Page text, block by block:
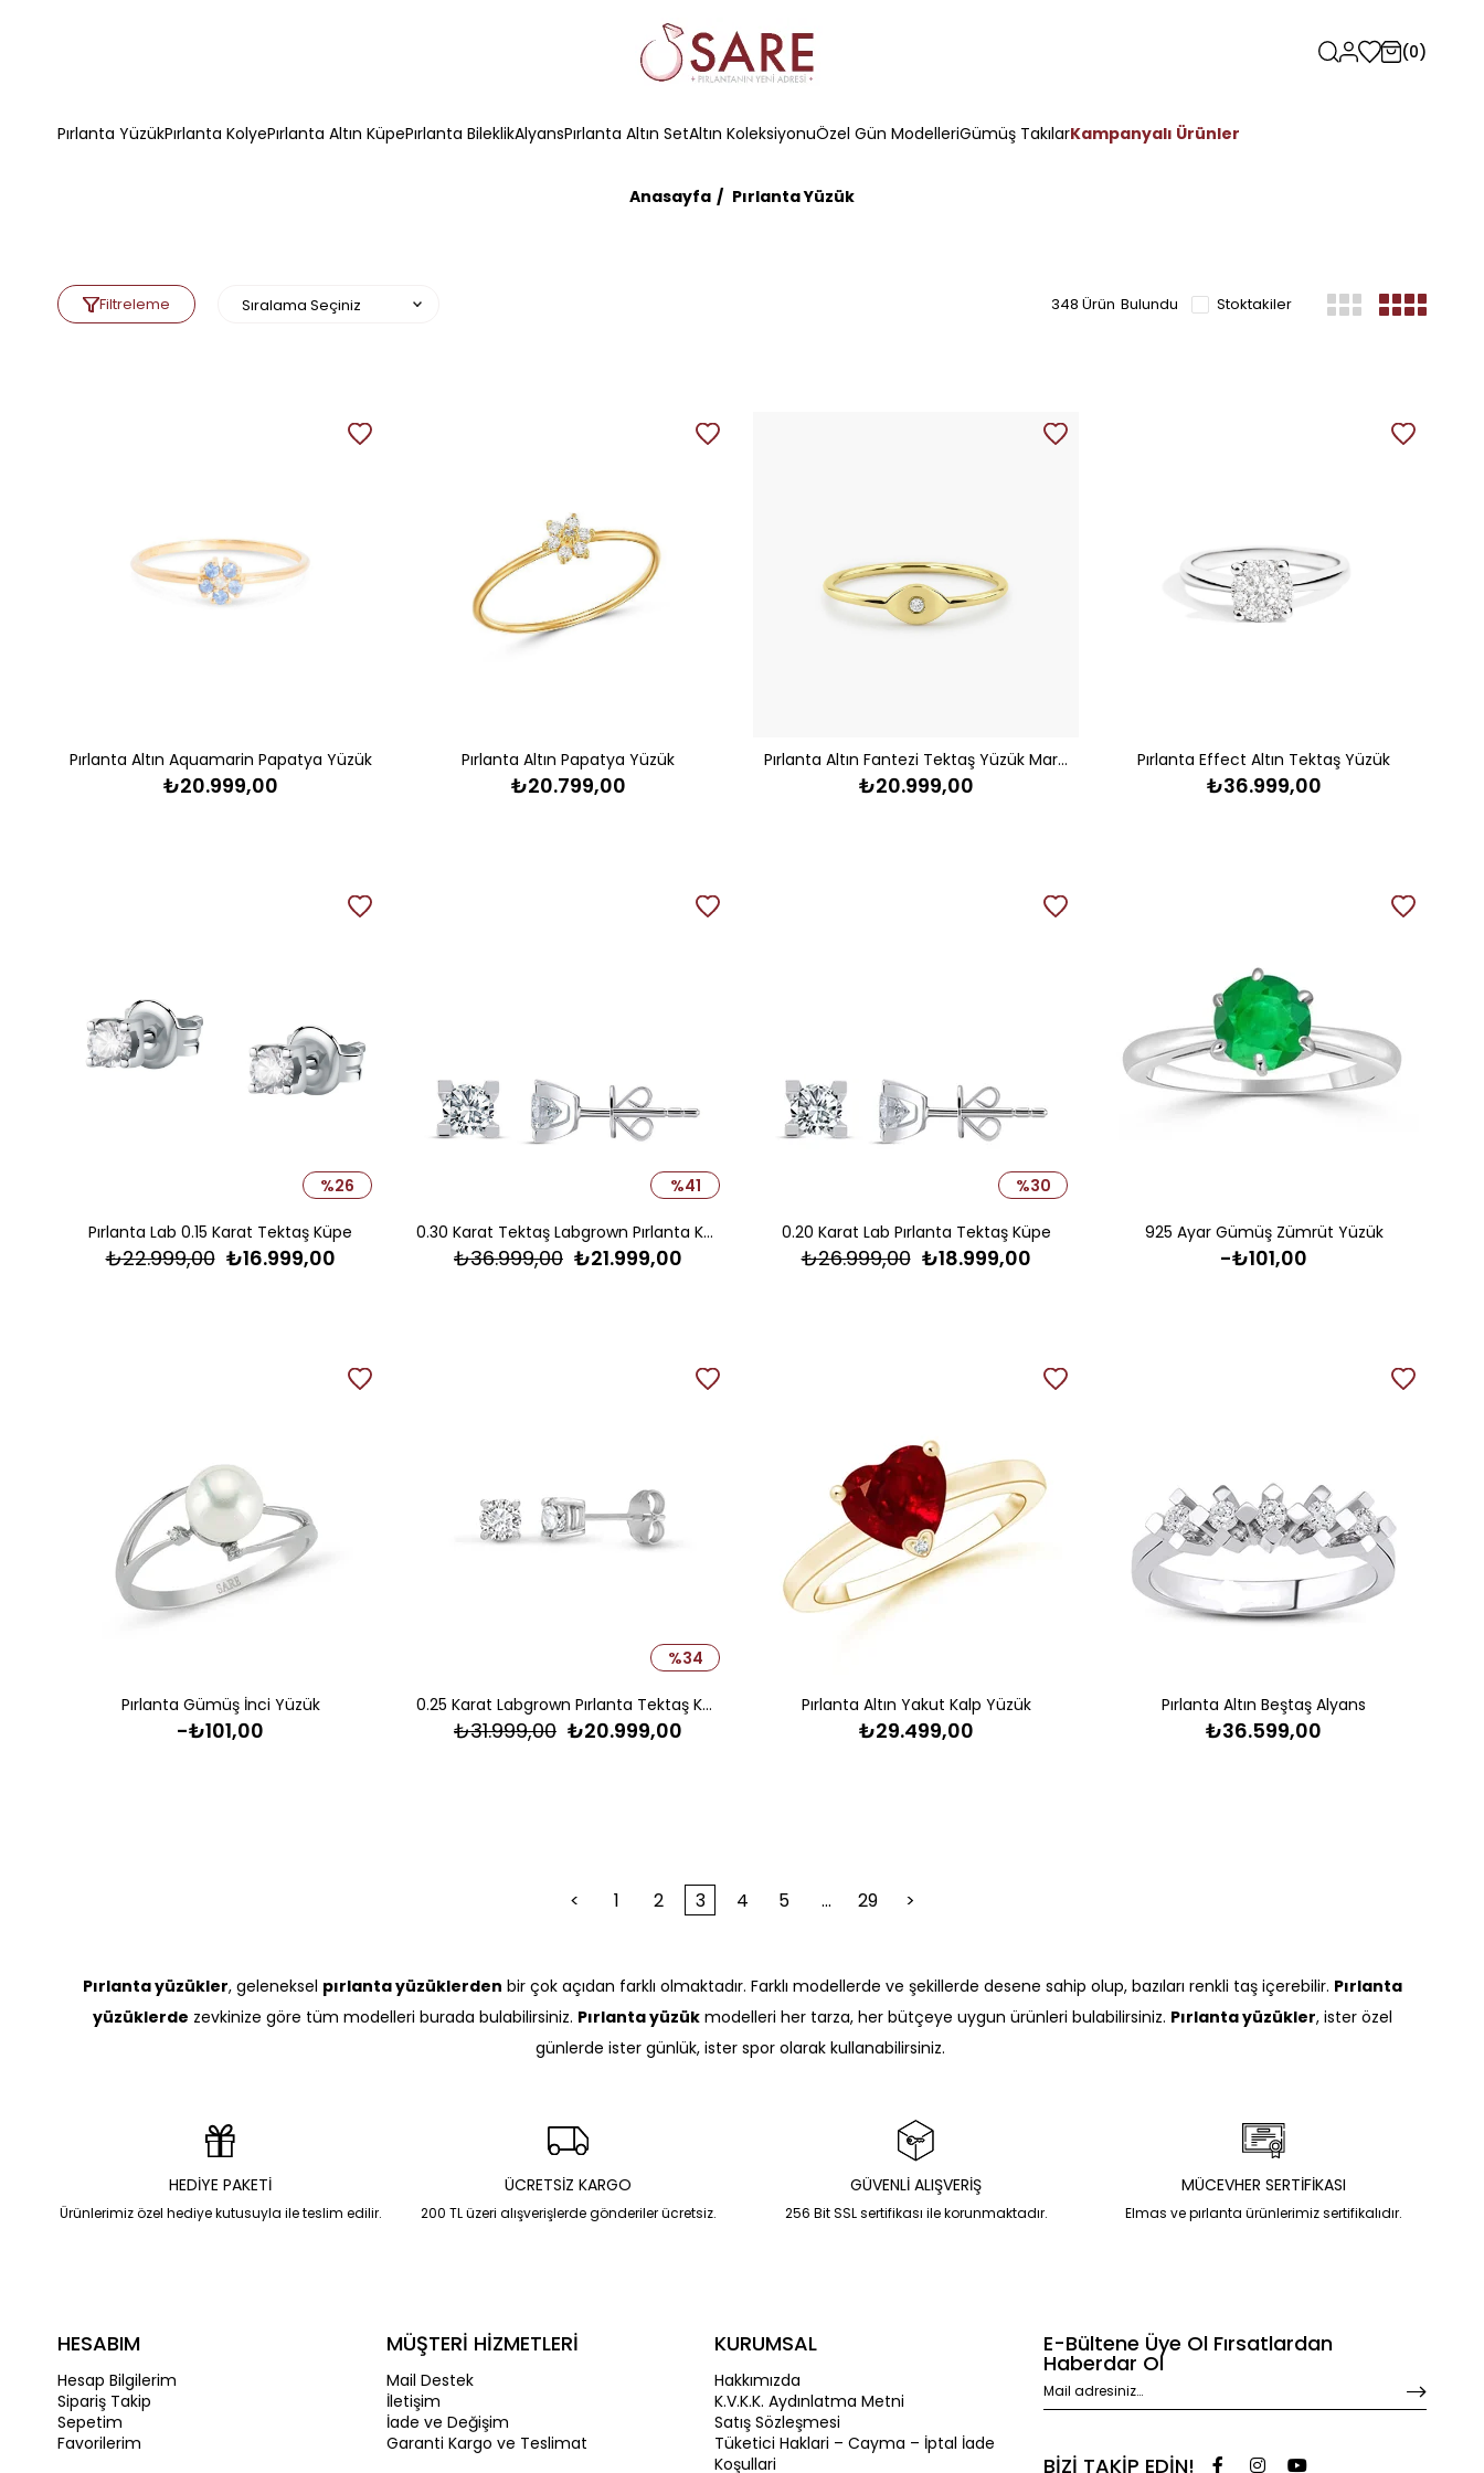
0
Pırlanta YüzükPırlanta KolyePırlanta Altın KüpePırlanta BileklikAlyansPırlanta Altın SetAltın KoleksiyonuÖzel Gün ModelleriGümüş TakılarKampanyalı Ürünler
Anasayfa Pırlanta Yüzük
Stoktakiler
348 Ürün
Filtreleme
Pırlanta Altın Aquamarin Papatya Yüzük
₺20.999,00
Pırlanta Altın Papatya Yüzük
₺20.799,00
Pırlanta Altın Fantezi Tektaş Yüzük Marla
₺20.999,00
Pırlanta Effect Altın Tektaş Yüzük
₺36.999,00
%26
Pırlanta Lab 0.15 Karat Tektaş Küpe
₺16.999,00
₺22.999,00
%41
0.30 Karat Tektaş Labgrown Pırlanta Küpe
₺21.999,00
₺36.999,00
%30
0.20 Karat Lab Pırlanta Tektaş Küpe
₺18.999,00
₺26.999,00
925 Ayar Gümüş Zümrüt Yüzük
-₺101,00
Pırlanta Gümüş İnci Yüzük
-₺101,00
%34
0.25 Karat Labgrown Pırlanta Tektaş Küpe
₺20.999,00
₺31.999,00
Pırlanta Altın Yakut Kalp Yüzük
₺29.499,00
Pırlanta Altın Beştaş Alyans
₺36.599,00
< 1 2 3 4 5 ... 29 >
Pırlanta yüzükler, geleneksel pırlanta yüzüklerden bir çok açıdan farklı olmaktadır. Farklı modellerde ve şekillerde desene sahip olup, bazıları renkli taş içerebilir. Pırlanta
yüzüklerde zevkinize göre tüm modelleri burada bulabilirsiniz. Pırlanta yüzükmodelleri her tarza, her bütçeye uygun ürünleri bulabilirsiniz. Pırlanta yüzükler, ister özel
günlerde ister günlük, ister spor olarak kullanabilirsiniz.
HEDİYE PAKETİ
Ürünlerimiz özel hediye kutusuyla ile teslim edilir.
ÜCRETSİZ KARGO
200 TL üzeri alışverişlerde gönderiler ücretsiz.
GÜVENLİ ALIŞVERİŞ
256 Bit SSL sertifikası ile korunmaktadır.
MÜCEVHER SERTİFİKASI
Elmas ve pırlanta ürünlerimiz sertifikalıdır.
HESABIM
Hesap Bilgilerim
Sipariş Takip
Sepetim
Favorilerim
MÜŞTERİ HİZMETLERİ
Mail Destek
İletişim
İade ve Değişim
Garanti Kargo ve Teslimat
KURUMSAL
Hakkımızda
K.V.K.K. Aydınlatma Metni
Satış Sözleşmesi
Tüketici Haklari – Cayma – İptal İade
Koşullari
E-Bültene Üye Ol Fırsatlardan
Haberdar Ol
BİZİ TAKİP EDİN!